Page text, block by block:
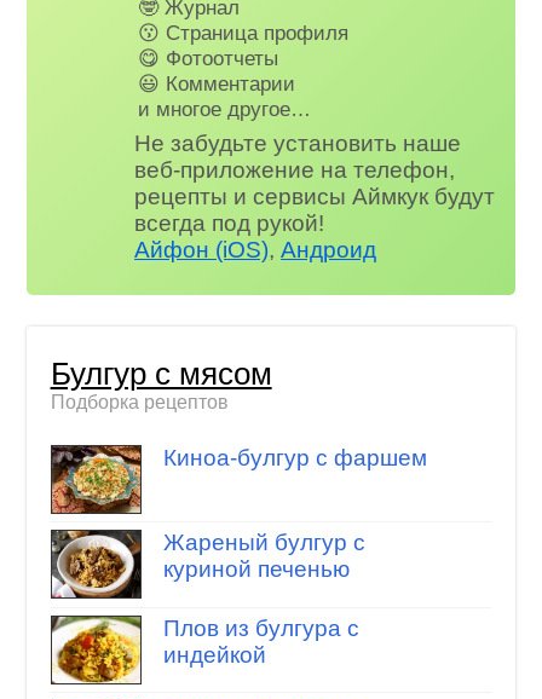
🤓 Журнал
😗 Страница профиля
😋 Фотоотчеты
😃 Комментарии
и многое другое…
Не забудьте установить наше
веб-приложение на телефон,
рецепты и сервисы Аймкук будут
всегда под рукой!
Айфон (iOS),Андроид
Булгур с мясом
Подборка рецептов
Киноа-булгур с фаршем
Жареный булгур с
куриной печенью
Плов из булгура с
индейкой